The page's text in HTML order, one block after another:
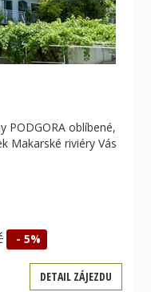
PODGORA oblíbené,
Makarské riviéry Vás
- 5%
DETAIL ZÁJEZDU